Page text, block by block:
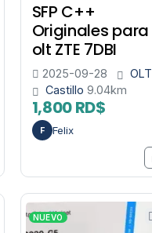
SFP C++
Originales para
olt ZTE 7DBI
2025-09-28
OLT
Castillo 9.04km
1,800 RD$
F Felix
NUEVO